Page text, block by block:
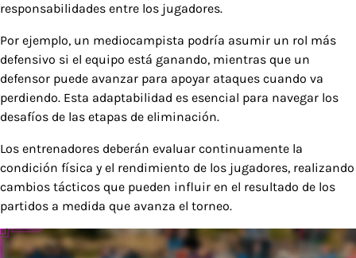
responsabilidades entre los jugadores.
Por ejemplo, un mediocampista podría asumir un rol más
defensivo si el equipo está ganando, mientras que un
defensor puede avanzar para apoyar ataques cuando va
perdiendo. Esta adaptabilidad es esencial para navegar los
desafíos de las etapas de eliminación.
Los entrenadores deberán evaluar continuamente la
condición física y el rendimiento de los jugadores, realizando
cambios tácticos que pueden influir en el resultado de los
partidos a medida que avanza el torneo.